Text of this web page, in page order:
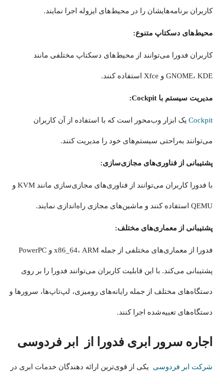
کاربران برنامه‌هایشان را در محیط‌های ایزوله اجرا نمایند.
محیط‌های دسکتاپ متنوع:
کاربران فدورا می‌توانند از محیط‌های دسکتاپ مختلفی مانند
GNOME، KDE و Xfce استفاده کنند.
مدیریت سیستم با Cockpit:
Cockpit یک ابزار وب‌محور است که با استفاده از آن کاربران
می‌توانند به‌راحتی سیستم‌های خود را مدیریت کنند.
پشتیبانی از فناوری‌های مجازی‌سازی:
با فدورا کاربران می‌توانند از فناوری‌های مجازی‌سازی مانند KVM و
QEMU استفاده کنند و ماشین‌های مجازی راه‌اندازی نمایند.
پشتیبانی از معماری‌های مختلف:
فدورا از معماری‌های مختلفی از جمله x86_64، ARM و PowerPC
پشتیبانی می‌کند. با این قابلیت کاربران می‌توانند فدورا را بر روی
دستگاه‌های مختلف از جمله رایانه‌های رومیزی، لپ‌تاپ‌ها، سرورها و
دستگاه‌های تعبیه‌شده اجرا کنند.
اجاره سرور ابری فدورا از ابر فردوسی
شرکت ابر فردوسی یکی از قوی‌ترین ارائه دهندگان خدمات ابری در